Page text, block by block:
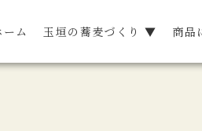
ーム 玉垣の蕎麦づくり ▼ 商品